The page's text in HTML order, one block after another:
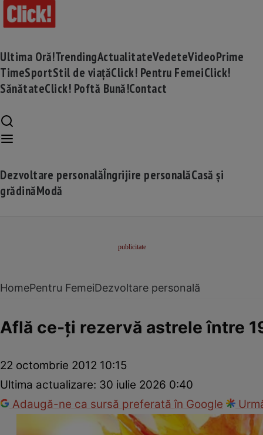
Ultima Oră!TrendingActualitateVedeteVideoPrime
TimeSportStil de viațăClick! Pentru FemeiClick!
SănătateClick! Poftă Bună!Contact
Dezvoltare personalăÎngrijire personalăCasă și
grădinăModă
HomePentru FemeiDezvoltare personală
Află ce-ţi rezervă astrele între
22 octombrie 2012 10:15
Ultima actualizare: 30 iulie 2026 0:40
Adaugă-ne ca sursă preferată în Google